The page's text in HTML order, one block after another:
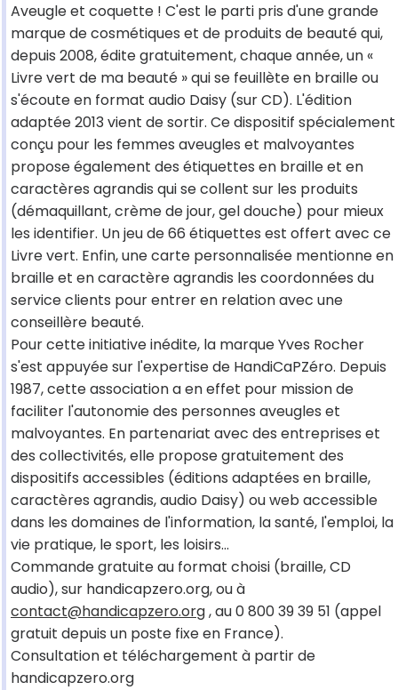
Aveugle et coquette ! C'est le parti pris d'une grande
marque de cosmétiques et de produits de beauté qui,
depuis 2008, édite gratuitement, chaque année, un «
Livre vert de ma beauté » qui se feuillète en braille ou
s'écoute en format audio Daisy (sur CD). L'édition
adaptée 2013 vient de sortir. Ce dispositif spécialement
conçu pour les femmes aveugles et malvoyantes
propose également des étiquettes en braille et en
caractères agrandis qui se collent sur les produits
(démaquillant, crème de jour, gel douche) pour mieux
les identifier. Un jeu de 66 étiquettes est offert avec ce
Livre vert. Enfin, une carte personnalisée mentionne en
braille et en caractère agrandis les coordonnées du
service clients pour entrer en relation avec une
conseillère beauté.
Pour cette initiative inédite, la marque Yves Rocher
s'est appuyée sur l'expertise de HandiCaPZéro. Depuis
1987, cette association a en effet pour mission de
faciliter l'autonomie des personnes aveugles et
malvoyantes. En partenariat avec des entreprises et
des collectivités, elle propose gratuitement des
dispositifs accessibles (éditions adaptées en braille,
caractères agrandis, audio Daisy) ou web accessible
dans les domaines de l'information, la santé, l'emploi, la
vie pratique, le sport, les loisirs...
Commande gratuite au format choisi (braille, CD
audio), sur handicapzero.org, ou à
contact@handicapzero.org, au 0 800 39 39 51 (appel
gratuit depuis un poste fixe en France).
Consultation et téléchargement à partir de
handicapzero.org